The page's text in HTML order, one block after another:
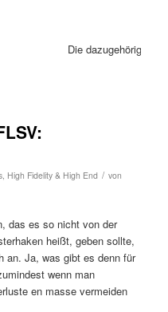
Die dazugehörigen
, High Fidelity & High End / von
das es so nicht von der
heißt, geben sollte,
an. Ja, was gibt es denn für
wenn man
en masse vermeiden